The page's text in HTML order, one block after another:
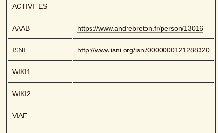
ACTIVITES
AAAB https://www.andrebreton.fr/person/13016
ISNI http://www.isni.org/isni/0000000121288320
WIKI1
WIKI2
VIAF